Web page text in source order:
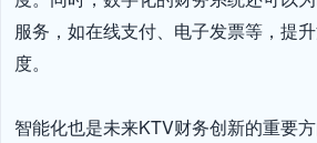
服务，如在线支付、电子发票等，提
度。
智能化也是未来KTV财务创新的重要